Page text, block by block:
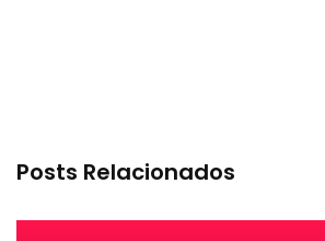
Posts Relacionados